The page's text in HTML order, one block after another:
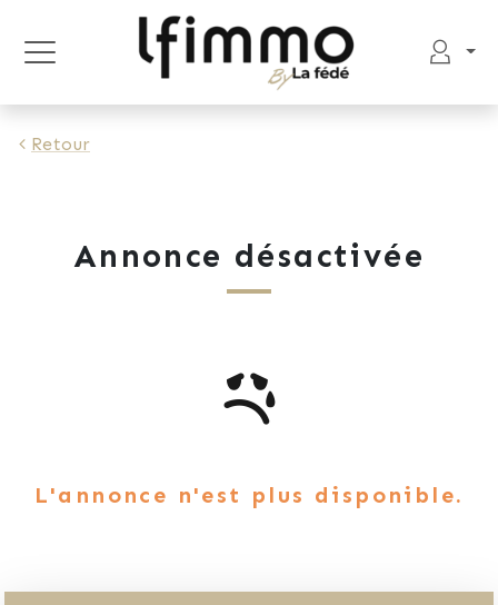
Retour
Annonce désactivée
L'annonce n'est plus disponible.